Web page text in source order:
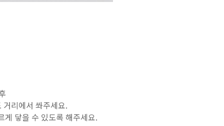
리에서 쏴주세요.
게 닿을 수 있도록 해주세요.